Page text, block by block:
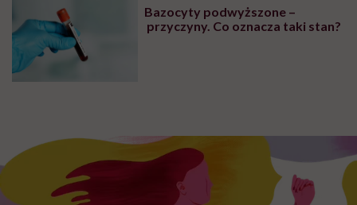
Bazocyty podwyższone –
przyczyny. Co oznacza taki stan?